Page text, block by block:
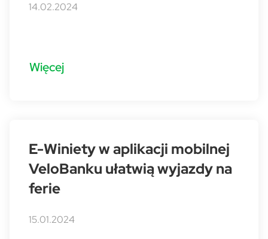
14.02.2024
Więcej
E-Winiety w aplikacji mobilnej
VeloBanku ułatwią wyjazdy na
ferie
15.01.2024